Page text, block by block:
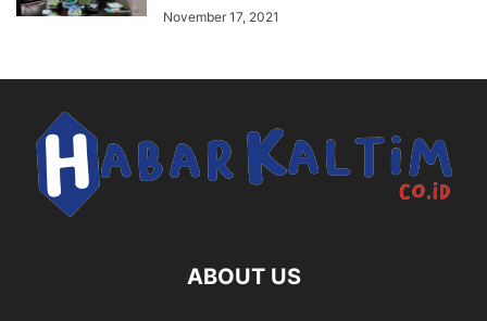
November 17, 2021
ABOUT US